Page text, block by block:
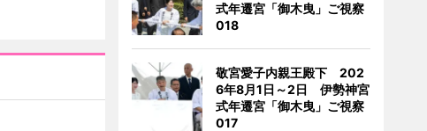
式年遷宮「御木曳」ご視察
018
敬宮愛子内親王殿下 202
6年8月1日～2日 伊勢神宮
式年遷宮「御木曳」ご視察
017